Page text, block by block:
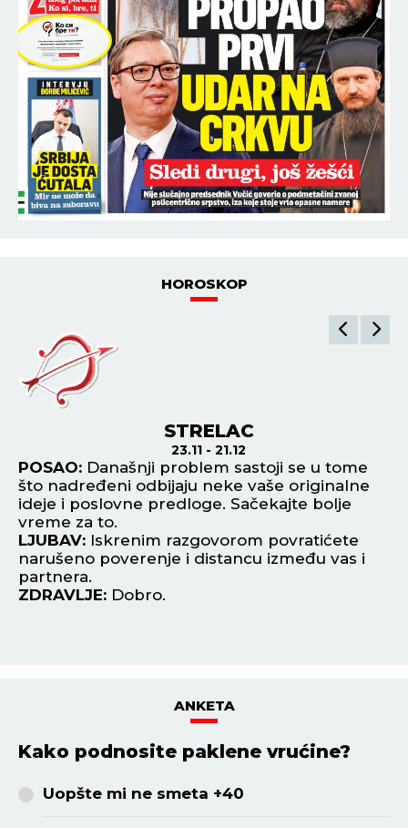
HOROSKOP
i
JARAC
21.12 - 21.1
POSAO:Iskoristite naklonost jedne
osobe da postignete rezultate koji će vas
vinuti visoko. Finansijski dobar period.
LJUBAV:
upoznati partnera na nekim putovanjima i
krugu poslovnih saradnika. Prepustite se
strastima.
ZDRAVLJE:Odlično se osećate.
ANKETA
Kako podnosite paklene vrućine?
Uopšte mi ne smeta +40